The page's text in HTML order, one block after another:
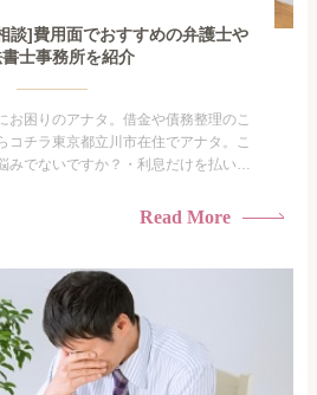
談]費用面でおすすめの弁護士や
士事務所を紹介
お困りのアナタ。借金や債務整理のこ
コチラ東京都立川市在住でアナタ。こ
みでないですか？・利息だけを払い続
促、取り立てで憂鬱になる。・闇金に
Read More